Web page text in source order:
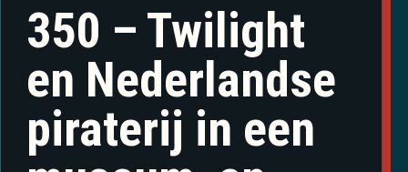
350 – Twilight
en Nederlandse
piraterij in een